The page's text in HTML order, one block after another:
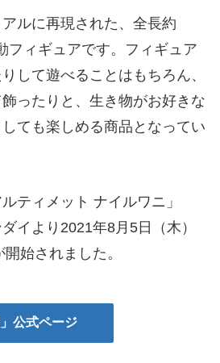
アルに再現された、全長約
フィギュアです。フィギュア
して遊べることはもちろん、
ったりと、生き物がお好きな
ても楽しめる商品となってい
ティメット ナイルワニ」
イより2021年8月5日（木）
始されました。
公式ページ